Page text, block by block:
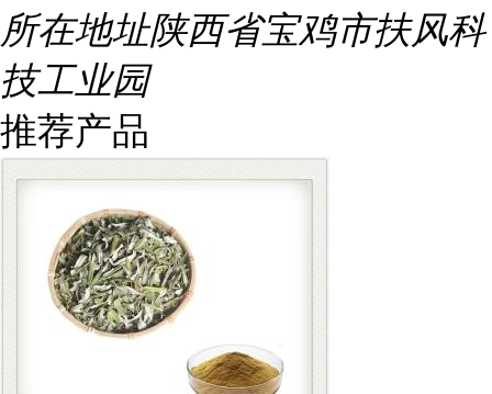
所在地址陕西省宝鸡市扶风科
技工业园
推荐产品